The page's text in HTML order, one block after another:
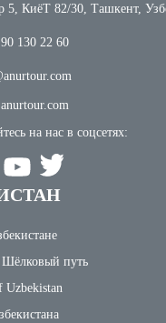
5, КиёТ 82/30, Ташкент,
130 22 60
на нас в соцсетях:
путь
Uzbekistan